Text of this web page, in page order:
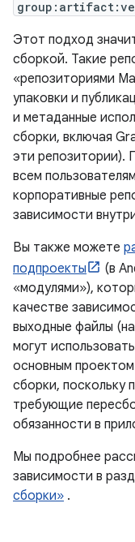
Этот подход
сборкой. Такие
«репозиториями
упаковки и
и метаданные
сборки, включая
эти репозитории).
всем
корпоративные
зависимости
Вы также можете
подпроекты
(в
«модулями»),
качестве
выходные файлы
могут
основным
сборки, поскольку
требующие
обязанности в
Мы подробнее
зависимости в
сборки» .